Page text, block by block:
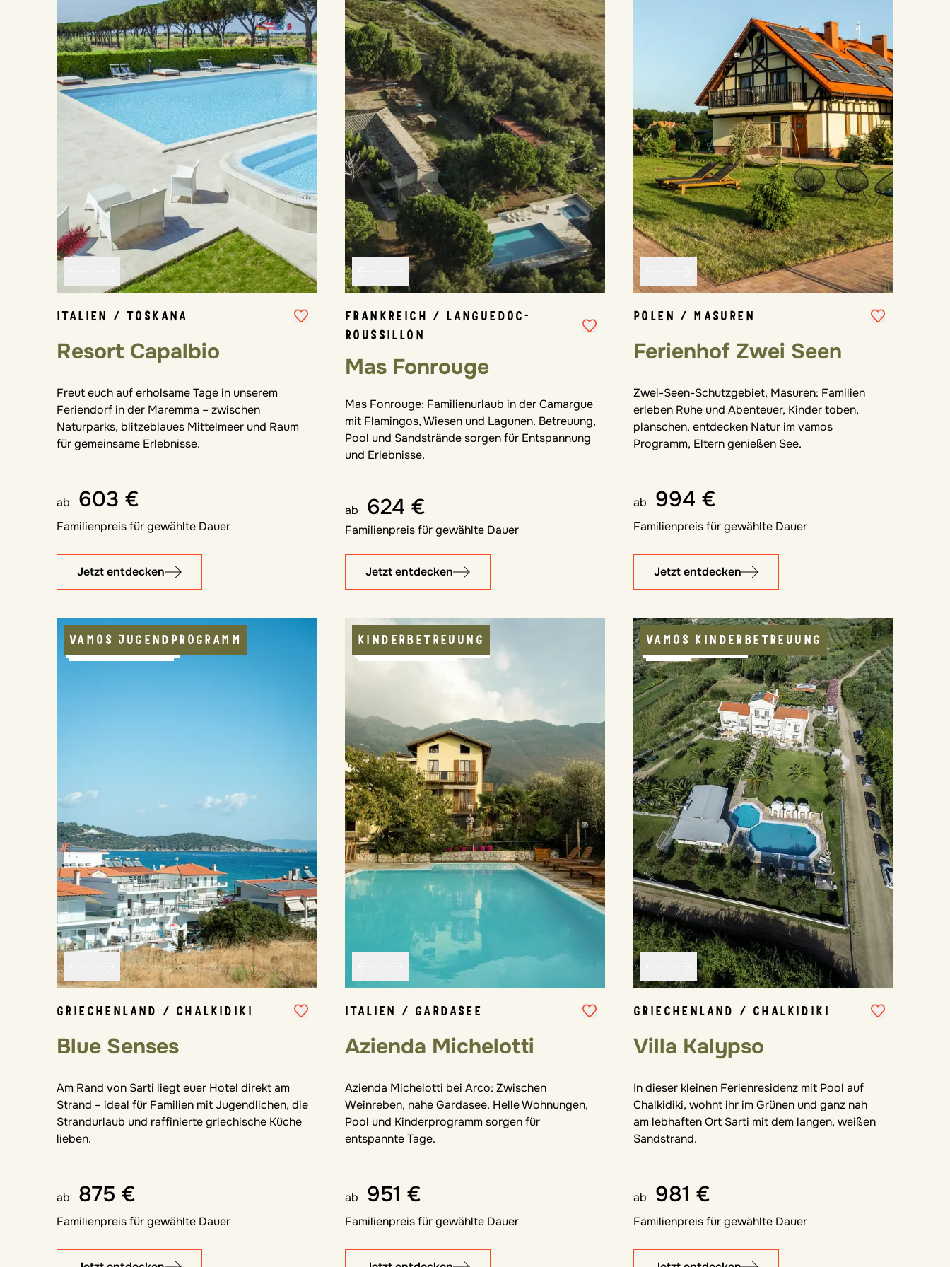
ITALIEN / TOSKANA
Resort Capalbio
Freut euch auf erholsame Tage in unserem
Feriendorf in der Maremma – zwischen
Naturparks, blitzeblaues Mittelmeer und Raum
für gemeinsame Erlebnisse.
ab 603 €
Familienpreis für gewählte Dauer
Jetzt entdecken
FRANKREICH / LANGUEDOC-
ROUSSILLON
Mas Fonrouge
Mas Fonrouge: Familienurlaub in der Camargue
mit Flamingos, Wiesen und Lagunen. Betreuung,
Pool und Sandstrände sorgen für Entspannung
und Erlebnisse.
ab 624 €
Familienpreis für gewählte Dauer
Jetzt entdecken
POLEN / MASUREN
Ferienhof Zwei Seen
Zwei-Seen-Schutzgebiet, Masuren: Familien
erleben Ruhe und Abenteuer, Kinder toben,
planschen, entdecken Natur im vamos
Programm, Eltern genießen See.
ab 994 €
Familienpreis für gewählte Dauer
Jetzt entdecken
VAMOS JUGENDPROGRAMM
MIT MEERBLICK
APPARTEMENT
GRIECHENLAND / CHALKIDIKI
Blue Senses
Am Rand von Sarti liegt euer Hotel direkt am
Strand – ideal für Familien mit Jugendlichen, die
Strandurlaub und raffinierte griechische Küche
lieben.
ab 875 €
Familienpreis für gewählte Dauer
KINDERBETREUUNG
JUGENDPROGRAMM
AGRITURISMO
ITALIEN / GARDASEE
Azienda Michelotti
Azienda Michelotti bei Arco: Zwischen
Weinreben, nahe Gardasee. Helle Wohnungen,
Pool und Kinderprogramm sorgen für
entspannte Tage.
ab 951 €
Familienpreis für gewählte Dauer
VAMOS KINDERBETREUUNG
APPARTEMENT
POOL
GRIECHENLAND / CHALKIDIKI
Villa Kalypso
In dieser kleinen Ferienresidenz mit Pool auf
Chalkidiki, wohnt ihr im Grünen und ganz nah
am lebhaften Ort Sarti mit dem langen, weißen
Sandstrand.
ab 981 €
Familienpreis für gewählte Dauer